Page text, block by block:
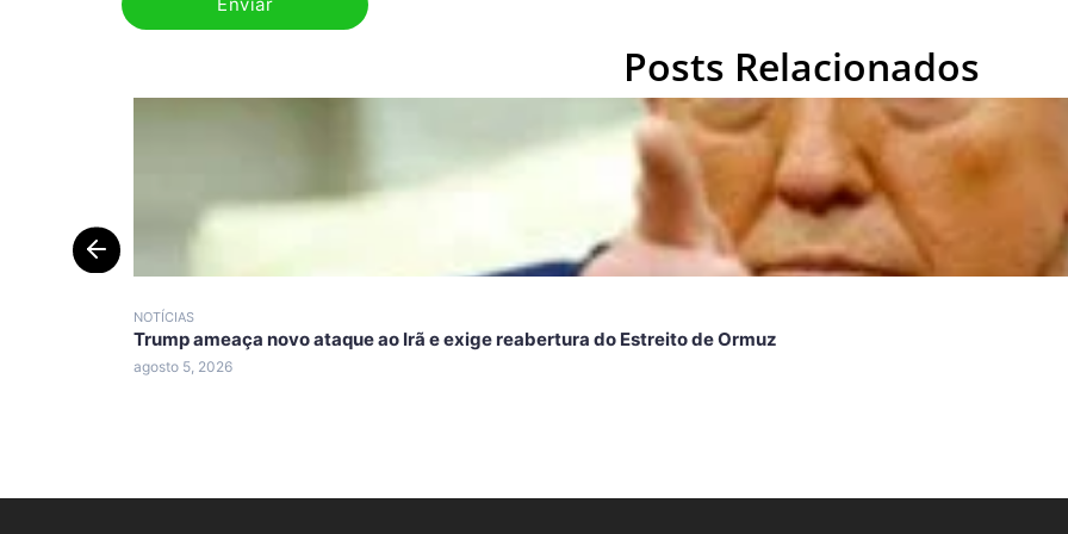
Posts Relacionados
NOTÍCIAS
Trump ameaça novo ataque ao Irã e exige reabertura do Estreito de Ormuz
agosto 5, 2026